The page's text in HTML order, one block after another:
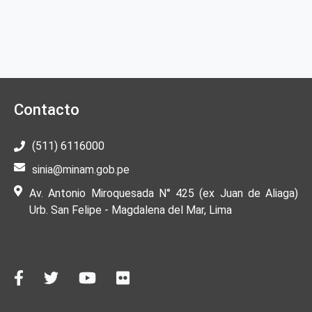
Contacto
(511) 6116000
sinia@minam.gob.pe
Av. Antonio Miroquesada N° 425 (ex Juan de Aliaga)
Urb. San Felipe - Magdalena del Mar, Lima